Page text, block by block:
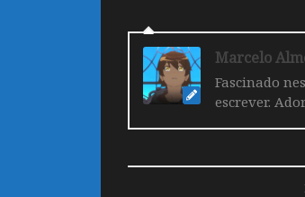
Marcelo
Fascinado
escrever.